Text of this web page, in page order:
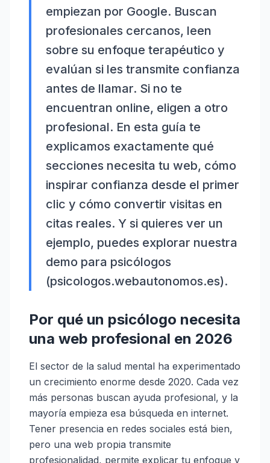
empiezan por Google. Buscan
profesionales cercanos, leen
sobre su enfoque terapéutico y
evalúan si les transmite confianza
antes de llamar. Si no te
encuentran online, eligen a otro
profesional. En esta guía te
explicamos exactamente qué
secciones necesita tu web, cómo
inspirar confianza desde el primer
clic y cómo convertir visitas en
citas reales. Y si quieres ver un
ejemplo, puedes explorar nuestra
demo para psicólogos
(psicologos.webautonomos.es).
Por qué un psicólogo necesita
una web profesional en 2026
El sector de la salud mental ha experimentado
un crecimiento enorme desde 2020. Cada vez
más personas buscan ayuda profesional, y la
mayoría empieza esa búsqueda en internet.
Tener presencia en redes sociales está bien,
pero una web propia transmite
profesionalidad, permite explicar tu enfoque y